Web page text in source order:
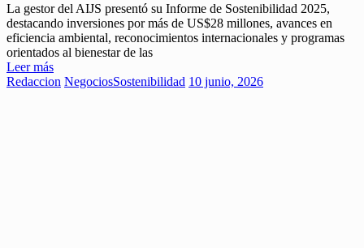
La gestor del AIJS presentó su Informe de Sostenibilidad 2025,
destacando inversiones por más de US$28 millones, avances en
eficiencia ambiental, reconocimientos internacionales y programas
orientados al bienestar de las
Leer más
Redaccion NegociosSostenibilidad 10 junio, 2026